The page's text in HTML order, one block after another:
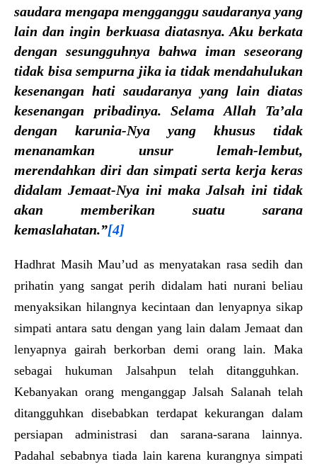
saudara mengapa mengganggu saudaranya yang
lain dan ingin berkuasa diatasnya. Aku berkata
dengan sesungguhnya bahwa iman seseorang
tidak bisa sempurna jika ia tidak mendahulukan
kesenangan hati saudaranya yang lain diatas
kesenangan pribadinya. Selama Allah Ta’ala
dengan karunia-Nya yang khusus tidak
menanamkan unsur lemah-lembut,
merendahkan diri dan simpati serta kerja keras
didalam Jemaat-Nya ini maka Jalsah ini tidak
akan memberikan suatu sarana
kemaslahatan.”[4]
Hadhrat Masih Mau’ud as menyatakan rasa sedih dan
prihatin yang sangat perih didalam hati nurani beliau
menyaksikan hilangnya kecintaan dan lenyapnya sikap
simpati antara satu dengan yang lain dalam Jemaat dan
lenyapnya gairah berkorban demi orang lain. Maka
sebagai hukuman Jalsahpun telah ditangguhkan.
Kebanyakan orang menganggap Jalsah Salanah telah
ditangguhkan disebabkan terdapat kekurangan dalam
persiapan administrasi dan sarana-sarana lainnya.
Padahal sebabnya tiada lain karena kurangnya simpati